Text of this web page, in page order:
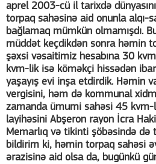
aprel 2003-cü il tarixdə
torpaq sahəsinə aid onunla alqı-
bağlamaq mümkün olmamışdı.
müddət keçdikdən sonra həmin
şəxsi vəsaitimiz hesabına 30
kvm-lik isə köməkçi hissədən
yaşayış evi inşa etdirdik. Həmin
vergisini, həm də kommunal
zamanda ümumi sahəsi 45
layihəsini Abşeron rayon İcra
Memarlıq və tikinti şöbəsində də
bildirim ki, həmin torpaq sahəsi
ərazisinə aid olsa da, bugünkü